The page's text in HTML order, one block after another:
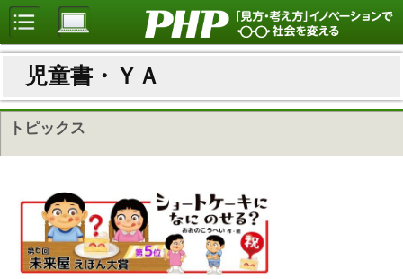
児童書・ＹＡ
トピックス